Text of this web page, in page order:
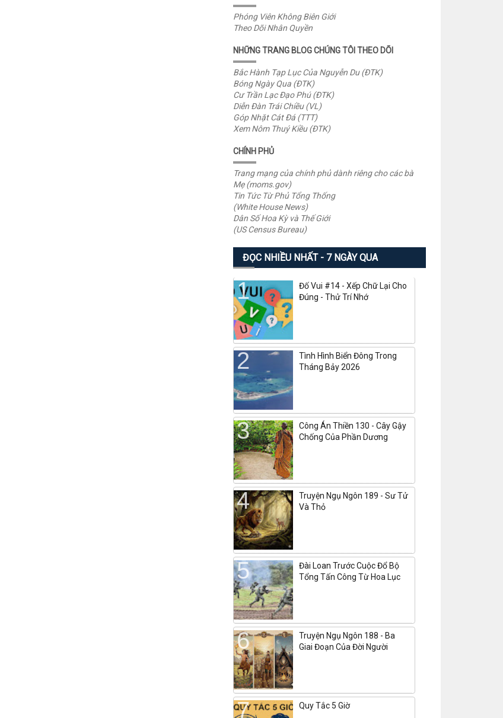
Phóng Viên Không Biên Giới
Theo Dõi Nhân Quyền
NHỮNG TRANG BLOG CHÚNG TÔI THEO DÕI
Bắc Hành Tạp Lục Của Nguyễn Du (ĐTK)
Bóng Ngày Qua (ĐTK)
Cư Trần Lạc Đạo Phú (ĐTK)
Diễn Đàn Trái Chiều (VL)
Góp Nhặt Cát Đá (TTT)
Xem Nôm Thuý Kiều (ĐTK)
CHÍNH PHỦ
Trang mạng của chính phủ dành riêng cho các bà
Mẹ (moms.gov)
Tin Tức Từ Phủ Tổng Thống
(White House News)
Dân Số Hoa Kỳ và Thế Giới
(US Census Bureau)
ĐỌC NHIỀU NHẤT - 7 NGÀY QUA
Đố Vui #14 - Xếp Chữ Lại Cho
Đúng - Thử Trí Nhớ
Tình Hình Biển Đông Trong
Tháng Bảy 2026
Công Án Thiền 130 - Cây Gậy
Chống Của Phần Dương
Truyện Ngụ Ngôn 189 - Sư Tử
Và Thỏ
Đài Loan Trước Cuộc Đổ Bộ
Tổng Tấn Công Từ Hoa Lục
Truyện Ngụ Ngôn 188 - Ba
Giai Đoạn Của Đời Người
Quy Tắc 5 Giờ